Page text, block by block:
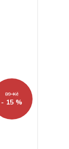
89 Kč
- 15 %